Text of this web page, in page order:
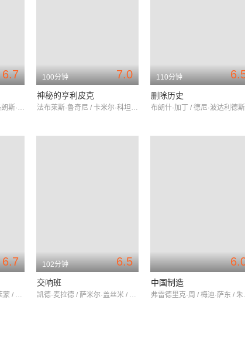
6.7
丹尼·伯恩 / 丽娜·雷诺 / 洛朗斯·阿尔内
7.0
100分钟
神秘的亨利皮克
法布莱斯·鲁奇尼 / 卡米尔·科坦 / 爱丽丝·伊萨
110分钟
删除历史
6.7
艾曼纽·德芙 / 苏珊娜·克莱蒙 / 理查德·贝里
6.5
102分钟
交响班
凯德·麦拉德 / 萨米尔·盖丝米 / 艾尔弗雷德·雷利
中国制造
弗雷